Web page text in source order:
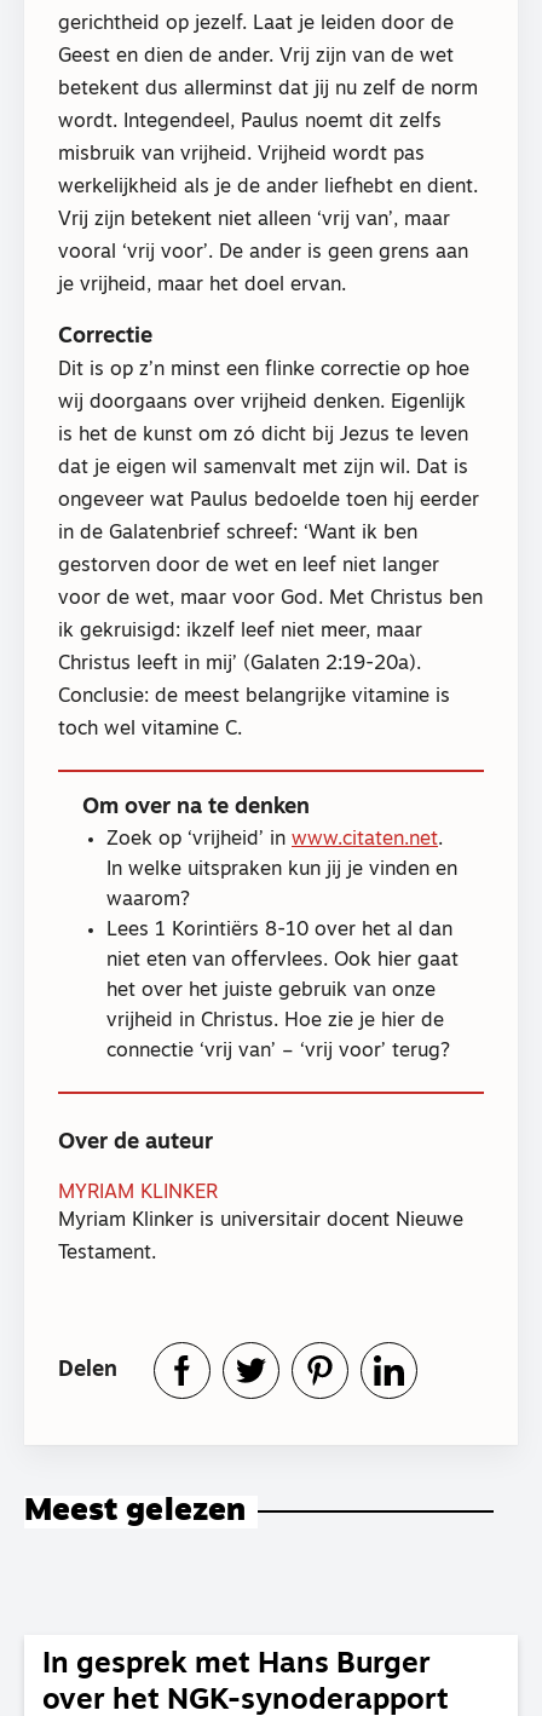
gerichtheid op jezelf. Laat je leiden door de
Geest en dien de ander. Vrij zijn van de wet
betekent dus allerminst dat jij nu zelf de norm
wordt. Integendeel, Paulus noemt dit zelfs
misbruik van vrijheid. Vrijheid wordt pas
werkelijkheid als je de ander liefhebt en dient.
Vrij zijn betekent niet alleen ‘vrij van’, maar
vooral ‘vrij voor’. De ander is geen grens aan
je vrijheid, maar het doel ervan.
Correctie
Dit is op z’n minst een flinke correctie op hoe
wij doorgaans over vrijheid denken. Eigenlijk
is het de kunst om zó dicht bij Jezus te leven
dat je eigen wil samenvalt met zijn wil. Dat is
ongeveer wat Paulus bedoelde toen hij eerder
in de Galatenbrief schreef: ‘Want ik ben
gestorven door de wet en leef niet langer
voor de wet, maar voor God. Met Christus ben
ik gekruisigd: ikzelf leef niet meer, maar
Christus leeft in mij’ (Galaten 2:19-20a).
Conclusie: de meest belangrijke vitamine is
toch wel vitamine C.
Om over na te denken
Zoek op ‘vrijheid’ in www.citaten.net.
In welke uitspraken kun jij je vinden en
waarom?
Lees 1 Korintiërs 8-10 over het al dan
niet eten van offervlees. Ook hier gaat
het over het juiste gebruik van onze
vrijheid in Christus. Hoe zie je hier de
connectie ‘vrij van’ – ‘vrij voor’ terug?
Over de auteur
MYRIAM KLINKER
Myriam Klinker is universitair docent Nieuwe
Testament.
Delen
Meest gelezen
In gesprek met Hans Burger
over het NGK-synoderapport